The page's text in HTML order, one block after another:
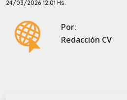
24/03/2026 12:01 Hs.
Por:
Redacción CV